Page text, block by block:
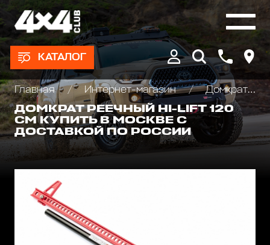
КАТАЛОГ
Главная Интернет-магазин
Домкраты реечные и аксессуары
ДОМКРАТ РЕЕЧНЫЙ HI-LIFT 120
СМ КУПИТЬ В МОСКВЕ С
ДОСТАВКОЙ ПО РОССИИ